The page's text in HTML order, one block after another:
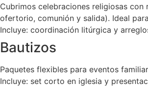
Cubrimos celebraciones religiosas
ofertorio, comunión y salida). Ideal
Incluye: coordinación litúrgica y
Bautizos
Paquetes flexibles para eventos
Incluye: set corto en iglesia y